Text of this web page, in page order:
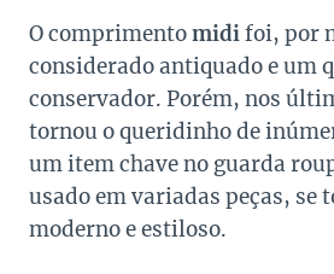
O comprimentomidifoi, por
considerado antiquado e um
conservador. Porém, nos
tornou o queridinho de
um item chave no guarda
usado em variadas peças, se
moderno e estiloso.